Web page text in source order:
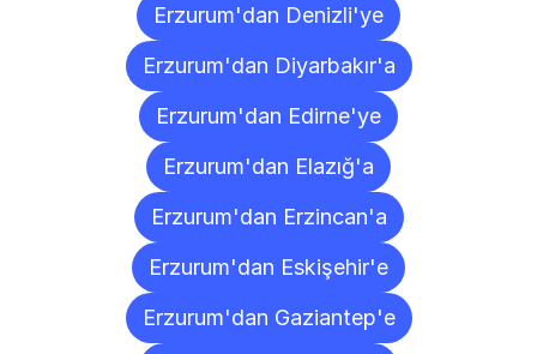
Erzurum'dan Denizli'ye
Erzurum'dan Diyarbakır'a
Erzurum'dan Edirne'ye
Erzurum'dan Elazığ'a
Erzurum'dan Erzincan'a
Erzurum'dan Eskişehir'e
Erzurum'dan Gaziantep'e